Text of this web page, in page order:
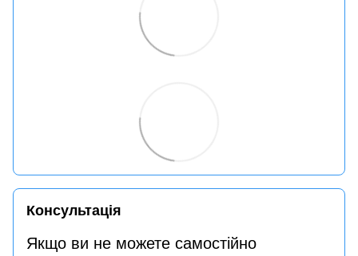
Консультація
Якщо ви не можете самостійно